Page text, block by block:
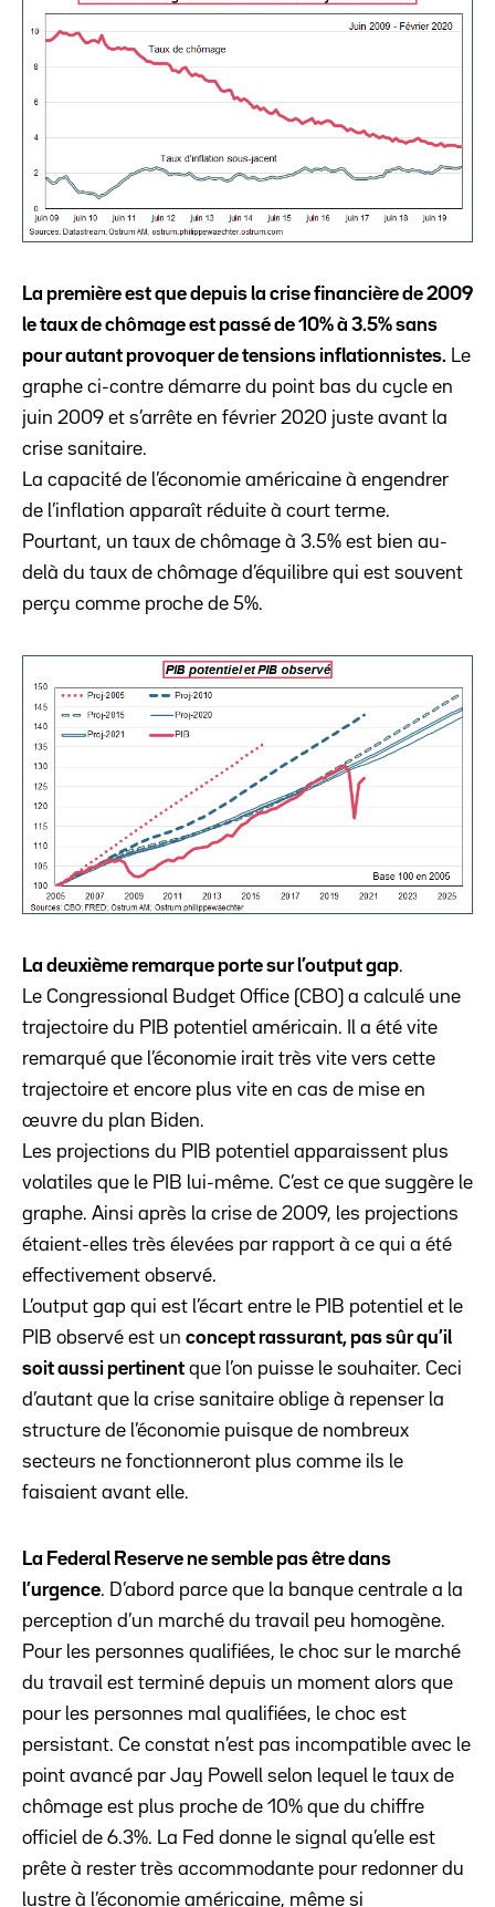
La première est que depuis la crise financière de 2009
le taux de chômage est passé de 10% à 3.5% sans
pour autant provoquer de tensions inflationnistes. Le
graphe ci-contre démarre du point bas du cycle en
juin 2009 et s’arrête en février 2020 juste avant la
crise sanitaire.
La capacité de l’économie américaine à engendrer
de l’inflation apparaît réduite à court terme.
Pourtant, un taux de chômage à 3.5% est bien au-
delà du taux de chômage d’équilibre qui est souvent
perçu comme proche de 5%.
La deuxième remarque porte sur l’output gap.
Le Congressional Budget Office (CBO) a calculé une
trajectoire du PIB potentiel américain. Il a été vite
remarqué que l’économie irait très vite vers cette
trajectoire et encore plus vite en cas de mise en
œuvre du plan Biden.
Les projections du PIB potentiel apparaissent plus
volatiles que le PIB lui-même. C’est ce que suggère le
graphe. Ainsi après la crise de 2009, les projections
étaient-elles très élevées par rapport à ce qui a été
effectivement observé.
L’output gap qui est l’écart entre le PIB potentiel et le
PIB observé est un concept rassurant, pas sûr qu’il
soit aussi pertinent que l’on puisse le souhaiter. Ceci
d’autant que la crise sanitaire oblige à repenser la
structure de l’économie puisque de nombreux
secteurs ne fonctionneront plus comme ils le
faisaient avant elle.
La Federal Reserve ne semble pas être dans
l’urgence. D’abord parce que la banque centrale a la
perception d’un marché du travail peu homogène.
Pour les personnes qualifiées, le choc sur le marché
du travail est terminé depuis un moment alors que
pour les personnes mal qualifiées, le choc est
persistant. Ce constat n’est pas incompatible avec le
point avancé par Jay Powell selon lequel le taux de
chômage est plus proche de 10% que du chiffre
officiel de 6.3%. La Fed donne le signal qu’elle est
prête à rester très accommodante pour redonner du
lustre à l’économie américaine, même si